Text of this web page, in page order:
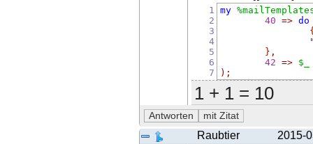
1
2
3
4
5
6
7
my
40
=> do
} ,
42
=> $_
);
1 + 1 = 10
Raubtier 2015-